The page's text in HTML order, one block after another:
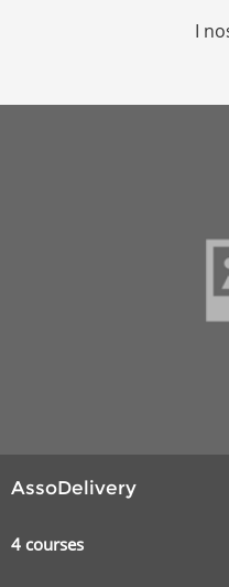
I
AssoDelivery
4 courses